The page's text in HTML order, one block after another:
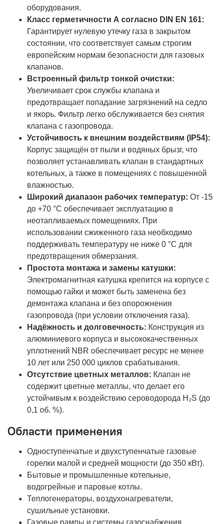
оборудования.
Класс герметичности А согласно DIN EN 161:
Гарантирует нулевую утечку газа в закрытом
состоянии, что соответствует самым строгим
европейским нормам безопасности для газовых
клапанов.
Встроенный фильтр тонкой очистки:
Увеличивает срок службы клапана и
предотвращает попадание загрязнений на седло
и якорь. Фильтр легко обслуживается без снятия
клапана с газопровода.
Устойчивость к внешним воздействиям (IP54):
Корпус защищён от пыли и водяных брызг, что
позволяет устанавливать клапан в стандартных
котельных, а также в помещениях с повышенной
влажностью.
Широкий диапазон рабочих температур: От -15
до +70 °C обеспечивает эксплуатацию в
неотапливаемых помещениях. При
использовании сжиженного газа необходимо
поддерживать температуру не ниже 0 °C для
предотвращения обмерзания.
Простота монтажа и замены катушки:
Электромагнитная катушка крепится на корпусе с
помощью гайки и может быть заменена без
демонтажа клапана и без опорожнения
газопровода (при условии отключения газа).
Надёжность и долговечность: Конструкция из
алюминиевого корпуса и высококачественных
уплотнений NBR обеспечивает ресурс не менее
10 лет или 250 000 циклов срабатывания.
Отсутствие цветных металлов: Клапан не
содержит цветные металлы, что делает его
устойчивым к воздействию сероводорода H₂S (до
0,1 об. %).
Области применения
Одноступенчатые и двухступенчатые газовые
горелки малой и средней мощности (до 350 кВт).
Бытовые и промышленные котельные,
водогрейные и паровые котлы.
Теплогенераторы, воздухонагреватели,
сушильные установки.